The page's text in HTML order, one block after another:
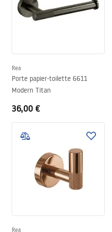
Rea
Porte papier-toilette 6611
Modern Titan
36,00 €
Rea